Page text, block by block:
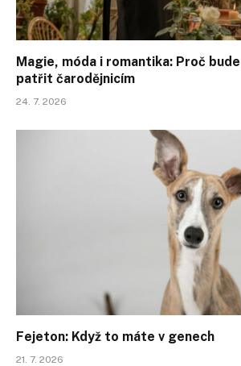
Magie, móda i romantika: Proč
patřit čarodějnicím
24. 7. 2026
Fejeton: Když to máte v genech
21. 7. 2026